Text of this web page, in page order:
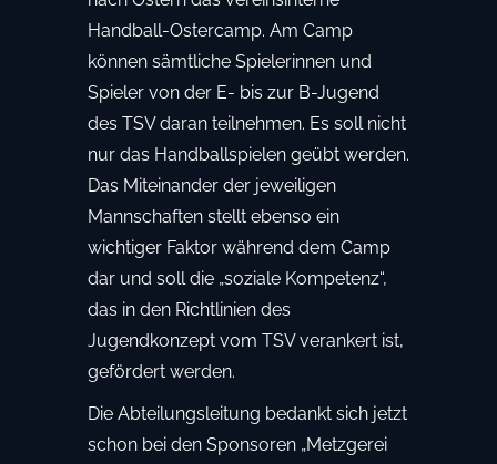
Handball-Ostercamp. Am Camp
können sämtliche Spielerinnen und
Spieler von der E- bis zur B-Jugend
des TSV daran teilnehmen. Es soll nicht
nur das Handballspielen geübt werden.
Das Miteinander der jeweiligen
Mannschaften stellt ebenso ein
wichtiger Faktor während dem Camp
dar und soll die „soziale Kompetenz“,
das in den Richtlinien des
Jugendkonzept vom TSV verankert ist,
gefördert werden.
Die Abteilungsleitung bedankt sich jetzt
schon bei den Sponsoren „Metzgerei